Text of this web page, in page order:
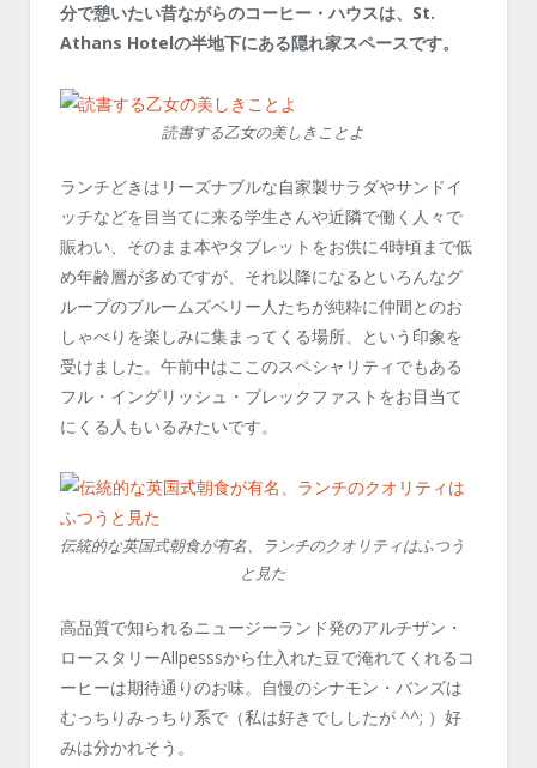
分で憩いたい昔ながらのコーヒー・ハウスは、St.
Athans Hotelの半地下にある隠れ家スペースです。
読書する乙女の美しきことよ
ランチどきはリーズナブルな自家製サラダやサンドイ
ッチなどを目当てに来る学生さんや近隣で働く人々で
賑わい、そのまま本やタブレットをお供に4時頃まで低
め年齢層が多めですが、それ以降になるといろんなグ
ループのブルームズベリー人たちが純粋に仲間とのお
しゃべりを楽しみに集まってくる場所、という印象を
受けました。午前中はここのスペシャリティでもある
フル・イングリッシュ・ブレックファストをお目当て
にくる人もいるみたいです。
伝統的な英国式朝食が有名、ランチのクオリティはふつう
と見た
高品質で知られるニュージーランド発のアルチザン・
ロースタリーAllpesssから仕入れた豆で淹れてくれるコ
ーヒーは期待通りのお味。自慢のシナモン・バンズは
むっちりみっちり系で（私は好きでししたが ^^; ）好
みは分かれそう。